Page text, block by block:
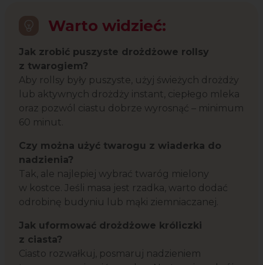
Warto widzieć:
Jak zrobić puszyste drożdżowe rollsy
z twarogiem?
Aby rollsy były puszyste, użyj świeżych drożdży
lub aktywnych drożdży instant, ciepłego mleka
oraz pozwól ciastu dobrze wyrosnąć – minimum
60 minut.
Czy można użyć twarogu z wiaderka do
nadzienia?
Tak, ale najlepiej wybrać twaróg mielony
w kostce. Jeśli masa jest rzadka, warto dodać
odrobinę budyniu lub mąki ziemniaczanej.
Jak uformować drożdżowe króliczki
z ciasta?
Ciasto rozwałkuj, posmaruj nadzieniem